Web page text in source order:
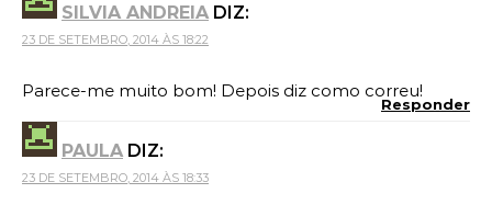
SILVIA ANDREIA DIZ:
23 DE SETEMBRO, 2014 ÀS 18:22
Parece-me muito bom! Depois diz como correu!
Responder
PAULA DIZ:
23 DE SETEMBRO, 2014 ÀS 18:33